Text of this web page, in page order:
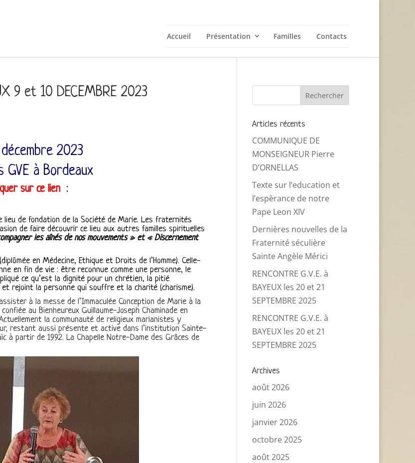
Accueil Présentation Familles Contacts
9 et 10 DECEMBRE 2023
2023
GVE à Bordeaux
quer sur ce lien :
de fondation de la Société de Marie. Les fraternités
de faire découvrir ce lieu aux autres familles spirituelles
les aînés de nos mouvements » et « Discernement
(diplômée en Médecine, Ethique et Droits de l’Homme). Celle-
en fin de vie : être reconnue comme une personne, le
ce qu’est la dignité pour un chrétien, la pitié
et rejoint la personne qui souffre et la charité (charisme).
à la messe de l’Immaculée Conception de Marie à la
au Bienheureux Guillaume-Joseph Chaminade en
la communauté de religieux marianistes y
restant aussi présente et active dans l’institution Sainte-
partir de 1992. La Chapelle Notre-Dame des Grâces de
Articles récents
COMMUNIQUE DE
MONSEIGNEUR Pierre
D’ORNELLAS
Texte sur l’education et
l’espèrance de notre
Pape Leon XIV
Dernières nouvelles de la
Fraternité séculière
Sainte Angèle Mérici
RENCONTRE G.V.E. à
BAYEUX les 20 et 21
SEPTEMBRE 2025
RENCONTRE G.V.E. à
BAYEUX les 20 et 21
SEPTEMBRE 2025
Archives
août 2026
juin 2026
janvier 2026
octobre 2025
août 2025